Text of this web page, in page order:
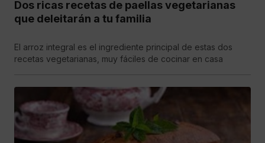
Dos ricas recetas de paellas vegetarianas
que deleitarán a tu familia
El arroz integral es el ingrediente principal de estas dos
recetas vegetarianas, muy fáciles de cocinar en casa